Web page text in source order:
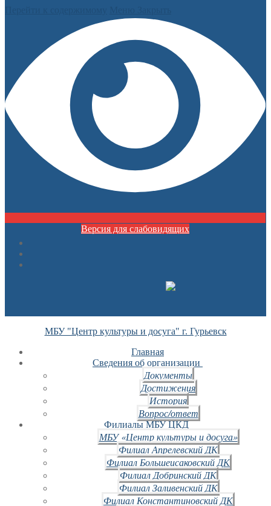
Версия для слабовидящих
МБУ "Центр культуры и досуга" г. Гурьевск
Главная
Сведения об организации
Документы
Достижения
История
Вопрос/ответ
Филиалы МБУ ЦКД
МБУ «Центр культуры и досуга»
Филиал Апрелевский ДК
Филиал Большеисаковский ДК
Филиал Добринский ДК
Филиал Заливенский ДК
Филиал Константиновский ДК